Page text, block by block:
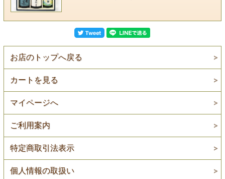
お店のトップへ戻る
カートを見る
マイページへ
ご利用案内
特定商取引法表示
個人情報の取扱い